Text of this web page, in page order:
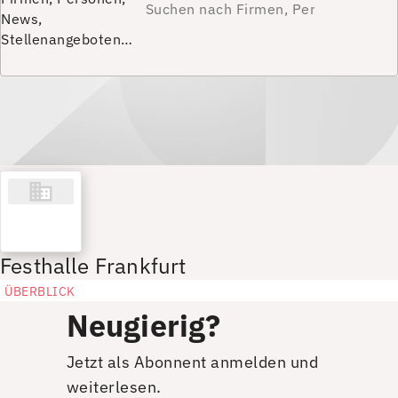
News,
Stellenangeboten…
Festhalle Frankfurt
ÜBERBLICK
Neugierig?
Jetzt als Abonnent anmelden und
weiterlesen.